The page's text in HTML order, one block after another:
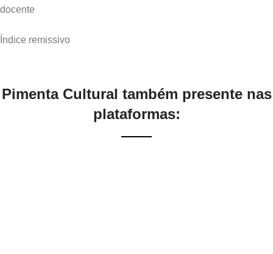
docente
Pimenta Cultural também presente nas
plataformas: